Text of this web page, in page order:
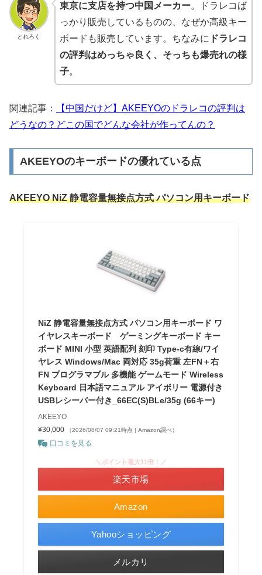
とれろく
東京に支店を持つ中国メーカー。ドラレコば
っかり販売しているものの、なぜか高級キー
ボードも販売しています。ちなみに ドラレコ
の評判はめっちゃ良く、そっちも爆売れの様
子。
関連記事：
【中国だけど】AKEEYOのドラレコの評判は
どうなの？どこの国でどんな会社が作ってんの？
AKEEYOのキーボードの優れている点
AKEEYO NiZ 静電容量無接点方式 パソコン用キーボード
NiZ 静電容量無接点方式 パソコン用キーボード ワ
イヤレスキーボード ゲーミングキーボード キー
ボード MINI 小型 英語配列 刻印 Type-c有線/ワイ
ヤレス Windows/Mac 両対応 35g荷重 左FN＋右
FN プログラマブル 多機能 ゲームモード Wireless
Keyboard 日本語マニュアル アイボリー 電源付き
USBレシーバー付き_66EC(S)BLe/35g (66キー)
AKEEYO
¥30,000
（2026/08/07 09:21時点 | Amazon調べ）
口コミを見る
Amazon
＼ポイント最大11倍！／
楽天市場
Yahooショッピング
メルカリ